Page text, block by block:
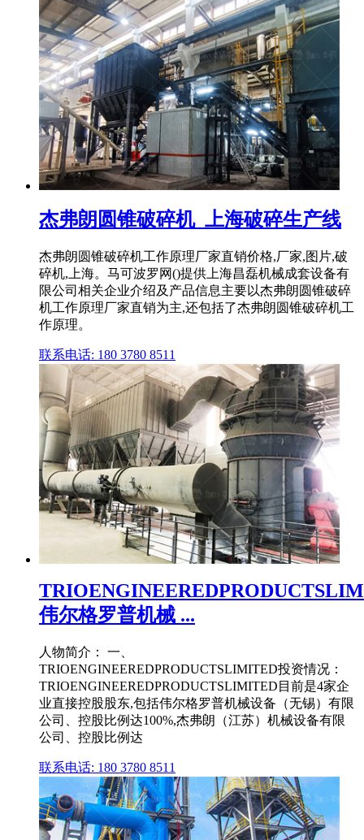
杰弗朗圆锥破碎机_上海破碎生产线
杰弗朗圆锥破碎机工作原理厂家直销价格,厂家,图片,破
碎机,上海。马可波罗网()提供上海昌磊机械成套设备有
限公司相关企业介绍及产品信息主要以杰弗朗圆锥破碎
机工作原理厂家直销为主,还包括了杰弗朗圆锥破碎机工
作原理。
联系电话: 180 3780 8511
伟尔格罗普机械 ...
人物简介： 一、
TRIOENGINEEREDPRODUCTSLIMITED投资情况：
TRIOENGINEEREDPRODUCTSLIMITED目前是4家企
业直接控股股东,包括伟尔格罗普机械设备（无锡）有限
公司、控股比例达100%,杰弗朗（江苏）机械设备有限
公司、控股比例达
联系电话: 180 3780 8511